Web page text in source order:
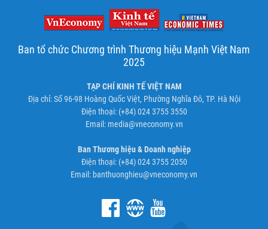
Ban tổ chức Chương trình Thương hiệu Mạnh Việt Nam
2025
TẠP CHÍ KINH TẾ VIỆT NAM
Địa chỉ: Số 96-98 Hoàng Quốc Việt, Phường Nghĩa Đô, TP. Hà Nội
Điện thoại: (+84) 024 3755 3550
Email: media@vneconomy.vn
Ban Thương hiệu & Doanh nghiệp
Điện thoại: (+84) 024 3755 2050
Email: banthuonghieu@vneconomy.vn